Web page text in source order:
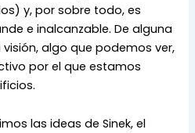
y, por sobre todo, es
e inalcanzable. De alguna
algo que podemos ver,
por el que estamos
las ideas de Sinek, el